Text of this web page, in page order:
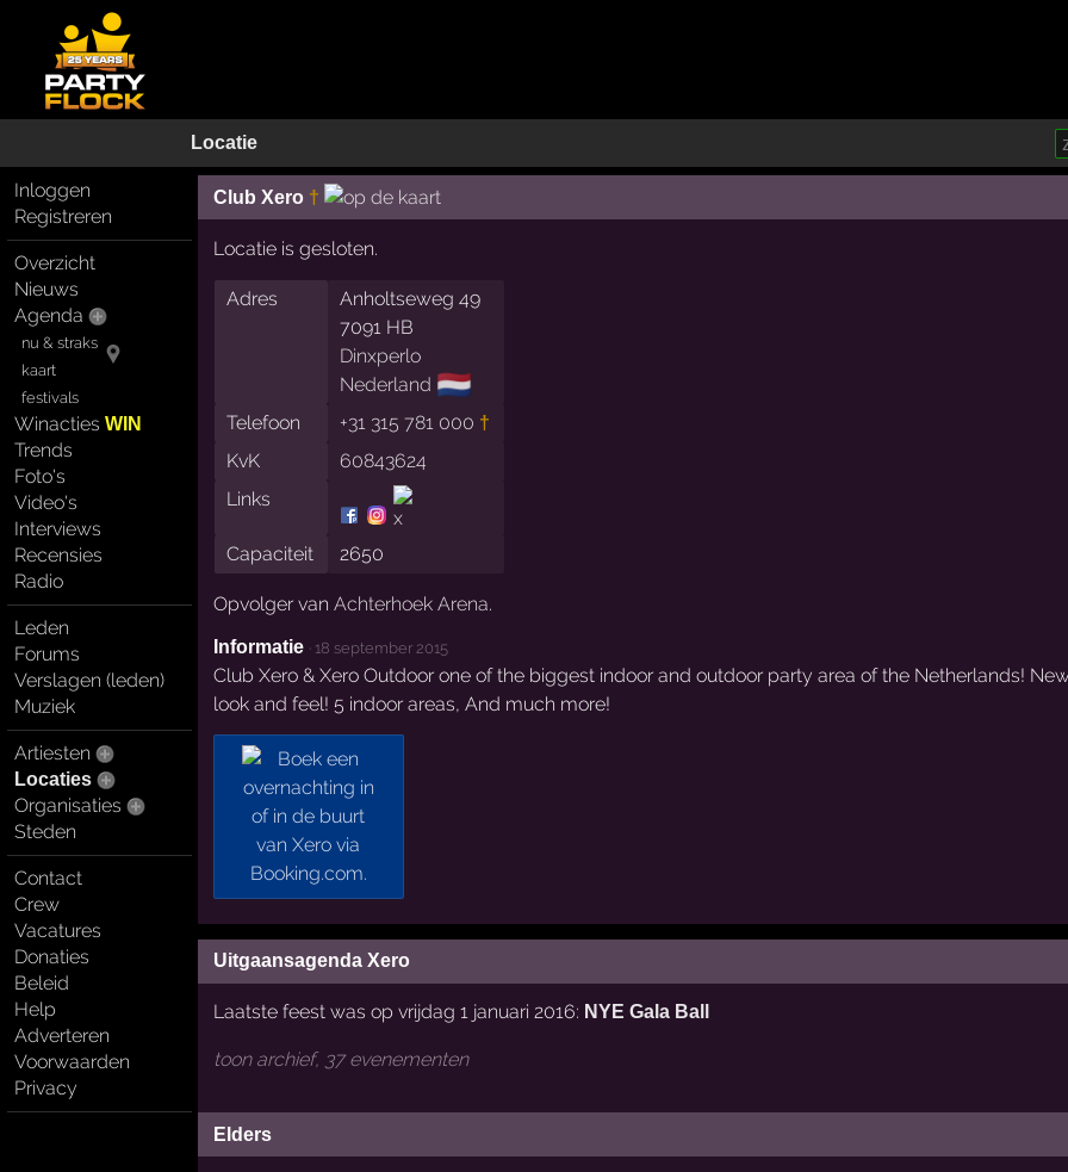
Locatie
Inloggen
Registreren
Overzicht
Nieuws
Agenda
nu & straks
kaart
festivals
WinactiesWIN
Trends
Foto's
Video's
Interviews
Recensies
Radio
Leden
Forums
Verslagen (leden)
Muziek
Artiesten
Locaties
Organisaties
Steden
Contact
Crew
Vacatures
Donaties
Beleid
Help
Adverteren
Voorwaarden
Privacy
Club Xero †
Locatie is gesloten.
Adres
Anholtseweg 49
7091 HB
Dinxperlo
Nederland 🇳🇱
Telefoon +31 315 781 000 †
KvK
60843624
Links
Capaciteit 2650
Opvolger van Achterhoek Arena.
Informatie · 18 september 2015
Club Xero & Xero Outdoor one of the biggest indoor and outdoor party area of the Netherlands!
look and feel! 5 indoor areas, And much more!
Uitgaansagenda Xero
Laatste feest was op vrijdag 1 januari 2016: NYE Gala Ball
toon archief, 37 evenementen
Elders